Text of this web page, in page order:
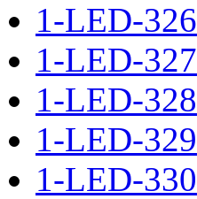
1-LED-326
1-LED-327
1-LED-328
1-LED-329
1-LED-330